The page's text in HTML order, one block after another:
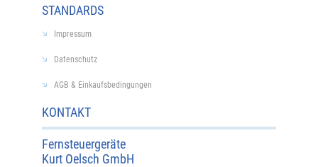
KONTAKT
Fernsteuergeräte
Kurt Oelsch GmbH​
STANDARDS
Impressum
Datenschutz
AGB & Einkaufsbedingungen